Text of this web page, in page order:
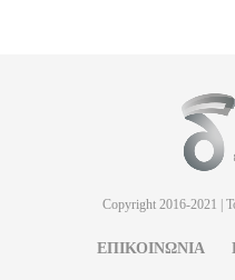
Copyright 2016-2021 |
ΕΠΙΚΟΙΝΩΝΙΑ